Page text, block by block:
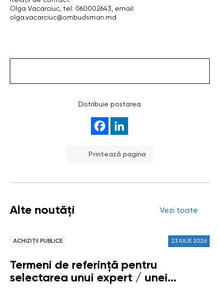
Olga Vacarciuc, tel: 060002643, email:
olga.vacarciuc@ombudsman.md
Distribuie postarea
Printează pagina
Alte noutăți Vezi toate
ACHIZIȚII PUBLICE 23 IULIE 2026
Termeni de referință pentru
selectarea unui expert / unei